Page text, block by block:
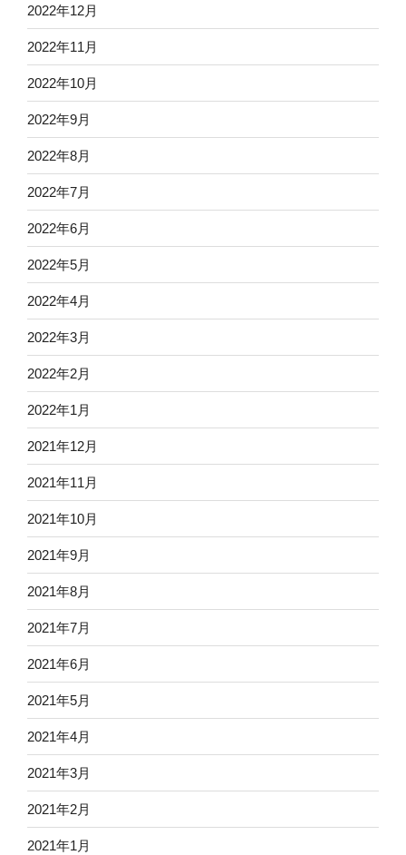
2022年12月
2022年11月
2022年10月
2022年9月
2022年8月
2022年7月
2022年6月
2022年5月
2022年4月
2022年3月
2022年2月
2022年1月
2021年12月
2021年11月
2021年10月
2021年9月
2021年8月
2021年7月
2021年6月
2021年5月
2021年4月
2021年3月
2021年2月
2021年1月